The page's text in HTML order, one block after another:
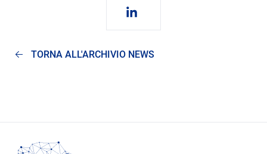
TORNA ALL'ARCHIVIO NEWS